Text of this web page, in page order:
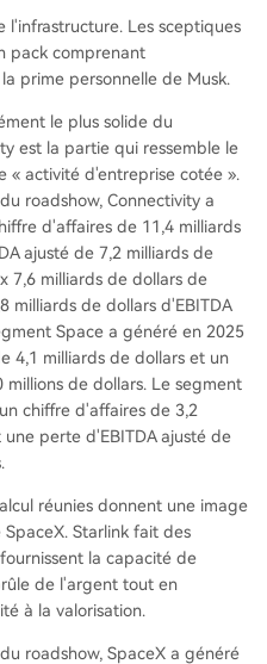
l'infrastructure. Les sceptiques
pack comprenant
prime personnelle de Musk.
le plus solide du
est la partie qui ressemble le
« activité d'entreprise cotée ».
roadshow, Connectivity a
d'affaires de 11,4 milliards
ajusté de 7,2 milliards de
7,6 milliards de dollars de
milliards de dollars d'EBITDA
Space a généré en 2025
4,1 milliards de dollars et un
millions de dollars. Le segment
chiffre d'affaires de 3,2
perte d'EBITDA ajusté de
réunies donnent une image
Starlink fait des
la capacité de
de l'argent tout en
à la valorisation.
roadshow, SpaceX a généré